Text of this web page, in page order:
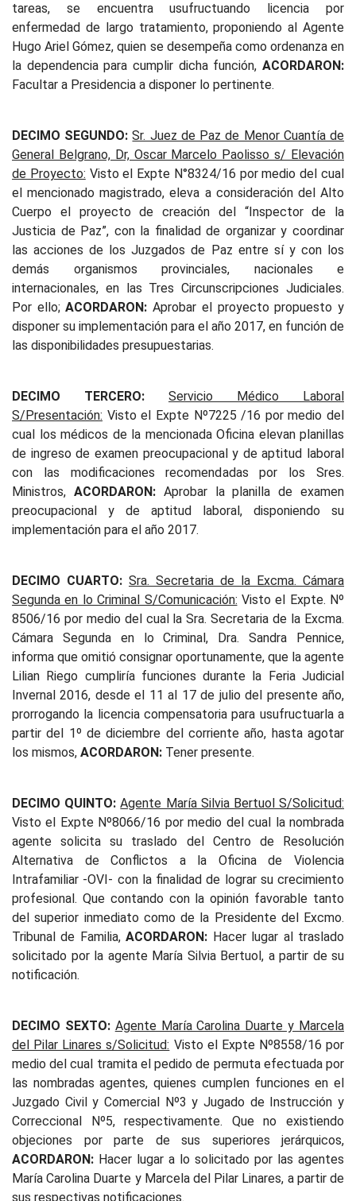
tareas, se encuentra usufructuando licencia por
enfermedad de largo tratamiento, proponiendo al Agente
Hugo Ariel Gómez, quien se desempeña como ordenanza en
la dependencia para cumplir dicha función, ACORDARON:
Facultar a Presidencia a disponer lo pertinente.
DECIMO SEGUNDO: Sr. Juez de Paz de Menor Cuantía de
General Belgrano, Dr, Oscar Marcelo Paolisso s/ Elevación
de Proyecto: Visto el Expte N°8324/16 por medio del cual
el mencionado magistrado, eleva a consideración del Alto
Cuerpo el proyecto de creación del “Inspector de la
Justicia de Paz”, con la finalidad de organizar y coordinar
las acciones de los Juzgados de Paz entre sí y con los
demás organismos provinciales, nacionales e
internacionales, en las Tres Circunscripciones Judiciales.
Por ello;ACORDARON: Aprobar el proyecto propuesto y
disponer su implementación para el año 2017, en función de
las disponibilidades presupuestarias.
DECIMO TERCERO:
Servicio Médico Laboral
S/Presentación: Visto el Expte Nº7225 /16 por medio del
cual los médicos de la mencionada Oficina elevan planillas
de ingreso de examen preocupacional y de aptitud laboral
con las modificaciones recomendadas por los Sres.
Ministros, ACORDARON:Aprobar la planilla de examen
preocupacional y de aptitud laboral, disponiendo su
implementación para el año 2017.
DECIMO CUARTO: Sra. Secretaria de la Excma. Cámara
Segunda en lo Criminal S/Comunicación: Visto el Expte. Nº
8506/16 por medio del cual la Sra. Secretaria de la Excma.
Cámara Segunda en lo Criminal, Dra. Sandra Pennice,
informa que omitió consignar oportunamente, que la agente
Lilian Riego cumpliría funciones durante la Feria Judicial
Invernal 2016, desde el 11 al 17 de julio del presente año,
prorrogando la licencia compensatoria para usufructuarla a
partir del 1º de diciembre del corriente año, hasta agotar
los mismos, ACORDARON: Tener presente.
DECIMO QUINTO: Agente María Silvia Bertuol S/Solicitud:
Visto el Expte Nº8066/16 por medio del cual la nombrada
agente solicita su traslado del Centro de Resolución
Alternativa de Conflictos a la Oficina de Violencia
Intrafamiliar -OVI- con la finalidad de lograr su crecimiento
profesional. Que contando con la opinión favorable tanto
del superior inmediato como de la Presidente del Excmo.
Tribunal de Familia,ACORDARON: Hacer lugar al traslado
solicitado por la agente María Silvia Bertuol, a partir de su
notificación.
DECIMO SEXTO: Agente María Carolina Duarte y Marcela
del Pilar Linares s/Solicitud: Visto el Expte Nº8558/16 por
medio del cual tramita el pedido de permuta efectuada por
las nombradas agentes, quienes cumplen funciones en el
Juzgado Civil y Comercial Nº3 y Jugado de Instrucción y
Correccional Nº5, respectivamente. Que no existiendo
objeciones por parte de sus superiores jerárquicos,
ACORDARON: Hacer lugar a lo solicitado por las agentes
María Carolina Duarte y Marcela del Pilar Linares, a partir de
sus respectivas notificaciones.